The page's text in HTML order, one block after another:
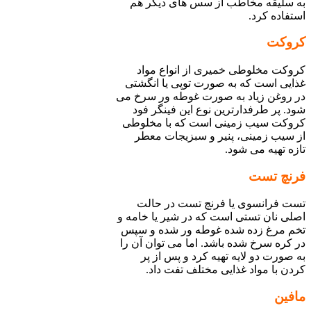
استفاده کرد.
کروکت
کروکت مخلوطی خمیری از انواع مواد
غذایی است که به صورت توپی یا انگشتی
در روغن زیاد به صورت غوطه ور سرخ می
شود. پر طرفدارترین نوع این فینگر فود
کروکت سیب زمینی است که با مخلوطی
از سیب زمینی، پنیر و سبزیجات معطر
تازه تهیه می شود.
فرنچ تست
تست فرانسوی یا فرنچ تست در حالت
اصلی نان تستی است که در شیر یا خامه و
تخم مرغ زده شده غوطه ور شده و سپس
در کره سرخ شده باشد. اما می توان آن را
به صورت دو لایه تهیه کرد و پس از پر
کردن با مواد غذایی مختلف تفت داد.
مافین